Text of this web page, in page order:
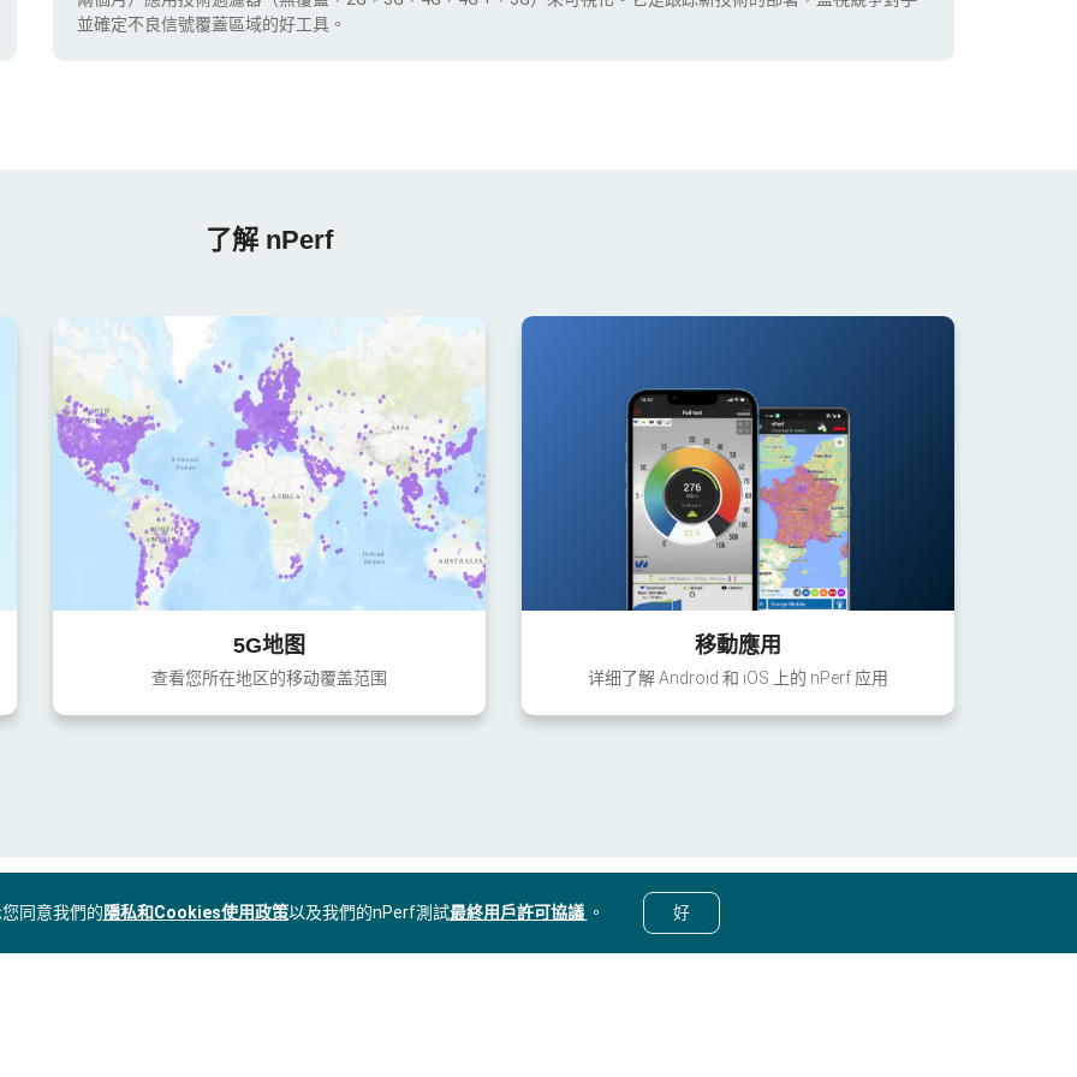
並確定不良信號覆蓋區域的好工具。
了解 nPerf
5G地图
查看您所在地区的移动覆盖范围
移動應用
详细了解 Android 和 iOS 上的 nPerf 应用
同意我們的隱私和Cookies使用政策以及我們的nPerf測試最終用戶許可協議 。 好